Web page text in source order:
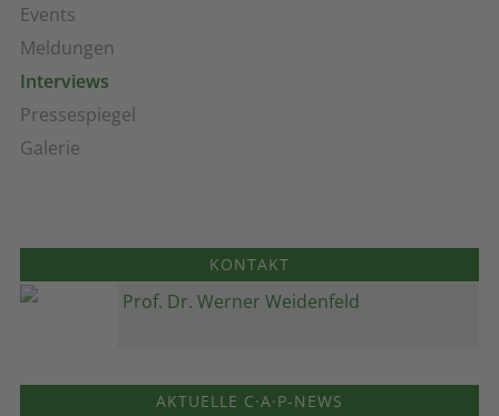
Events
Meldungen
Interviews
Pressespiegel
Galerie
KONTAKT
Prof. Dr. Werner Weidenfeld
AKTUELLE C·A·P-NEWS